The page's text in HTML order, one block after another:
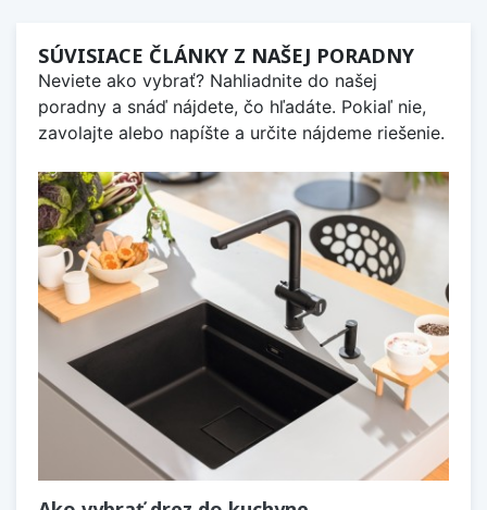
SÚVISIACE ČLÁNKY Z NAŠEJ PORADNY
Neviete ako vybrať? Nahliadnite do našej
poradny a snáď nájdete, čo hľadáte. Pokiaľ nie,
zavolajte alebo napíšte a určite nájdeme riešenie.